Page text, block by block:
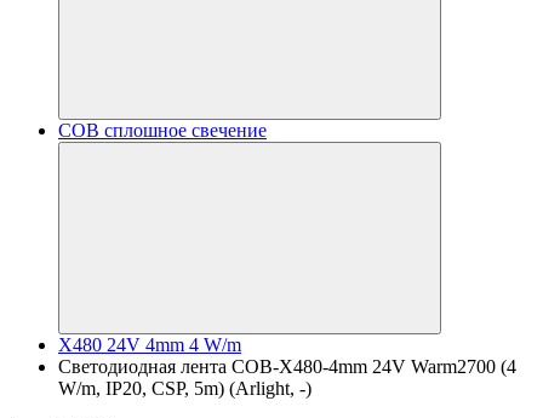
COB сплошное свечение
X480 24V 4mm 4 W/m
Светодиодная лента COB-X480-4mm 24V Warm2700 (4
W/m, IP20, CSP, 5m) (Arlight, -)